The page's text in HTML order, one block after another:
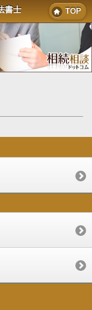
書士 TOP